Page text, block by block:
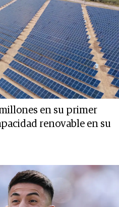
en su primer
renovable en su